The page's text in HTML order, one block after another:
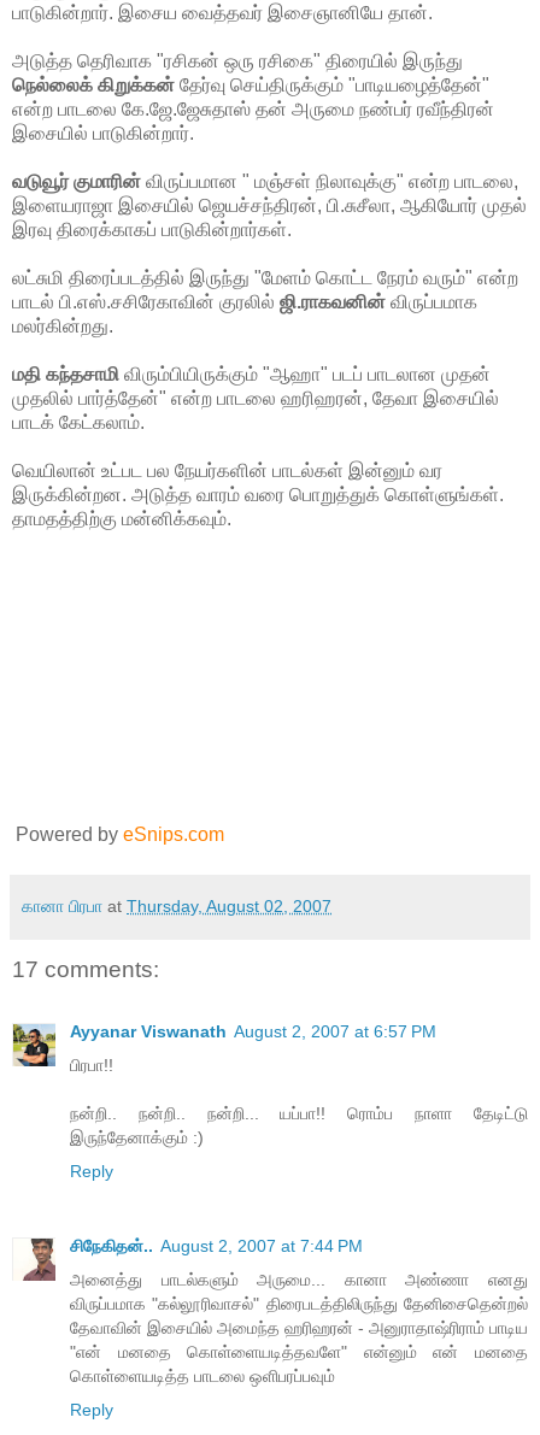
பாடுகின்றார். இசைய வைத்தவர் இசைஞானியே தான்.
அடுத்த தெரிவாக "ரசிகன் ஒரு ரசிகை" திரையில் இருந்து
நெல்லைக் கிறுக்கன் தேர்வு செய்திருக்கும் "பாடியழைத்தேன்"
என்ற பாடலை கே.ஜே.ஜேசுதாஸ் தன் அருமை நண்பர் ரவீந்திரன்
இசையில் பாடுகின்றார்.
வடுவூர் குமாரின் விருப்பமான " மஞ்சள் நிலாவுக்கு" என்ற பாடலை,
இளையராஜா இசையில் ஜெயச்சந்திரன், பி.சுசீலா, ஆகியோர் முதல்
இரவு திரைக்காகப் பாடுகின்றார்கள்.
லட்சுமி திரைப்படத்தில் இருந்து "மேளம் கொட்ட நேரம் வரும்" என்ற
பாடல் பி.எஸ்.சசிரேகாவின் குரலில் ஜி.ராகவனின் விருப்பமாக
மலர்கின்றது.
மதி கந்தசாமி விரும்பியிருக்கும் "ஆஹா" படப் பாடலான முதன்
முதலில் பார்த்தேன்" என்ற பாடலை ஹரிஹரன், தேவா இசையில்
பாடக் கேட்கலாம்.
வெயிலான் உட்பட பல நேயர்களின் பாடல்கள் இன்னும் வர
இருக்கின்றன. அடுத்த வாரம் வரை பொறுத்துக் கொள்ளுங்கள்.
தாமதத்திற்கு மன்னிக்கவும்.
Powered by eSnips.com
கானா பிரபா at Thursday, August 02, 2007
17 comments:
Ayyanar Viswanath August 2, 2007 at 6:57 PM
பிரபா!!
நன்றி.. நன்றி.. நன்றி... யப்பா!! ரொம்ப நாளா தேடிட்டு
இருந்தேனாக்கும் :)
Reply
சிநேகிதன்.. August 2, 2007 at 7:44 PM
அனைத்து பாடல்களும் அருமை... கானா அண்ணா எனது
விருப்பமாக "கல்லூரிவாசல்" திரைபடத்திலிருந்து தேனிசைதென்றல்
தேவாவின் இசையில் அமைந்த ஹரிஹரன் - அனுராதாஷ்ரிராம் பாடிய
"என் மனதை கொள்ளையடித்தவளே" என்னும் என் மனதை
கொள்ளையடித்த பாடலை ஒளிபரப்பவும்
Reply